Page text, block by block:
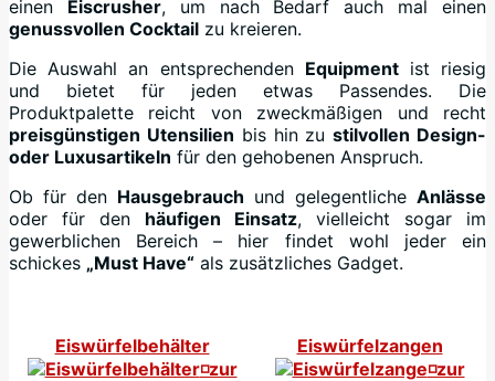
einen Eiscrusher, um nach Bedarf auch mal einen
genussvollen Cocktail zu kreieren.
Die Auswahl an entsprechenden Equipmentist riesig
und bietet für jeden etwas Passendes. Die
Produktpalette reicht von zweckmäßigen und recht
preisgünstigen Utensilien bis hin zustilvollen Design-
oder Luxusartikeln für den gehobenen Anspruch.
Ob für den Hausgebrauch und gelegentliche Anlässe
oder für den häufigen Einsatz, vielleicht sogar im
gewerblichen Bereich – hier findet wohl jeder ein
schickes „Must Have“ als zusätzliches Gadget.
Eiswürfelbehälter
◽zur
Eiswürfelzangen
◽zur